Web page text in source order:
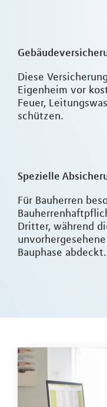
Diese
Eigenheim vor
Feuer,
schützen.
Spezielle
Für Bauherren
Dritter, während
Bauphase abdeckt.